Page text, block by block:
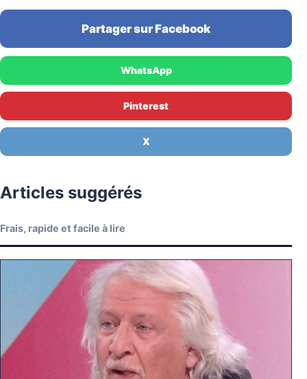
Partager sur Facebook
WhatsApp
Pinterest
X
Articles suggérés
Frais, rapide et facile à lire